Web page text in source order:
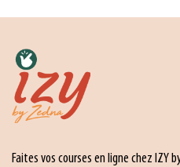
Faites vos courses en ligne chez IZY